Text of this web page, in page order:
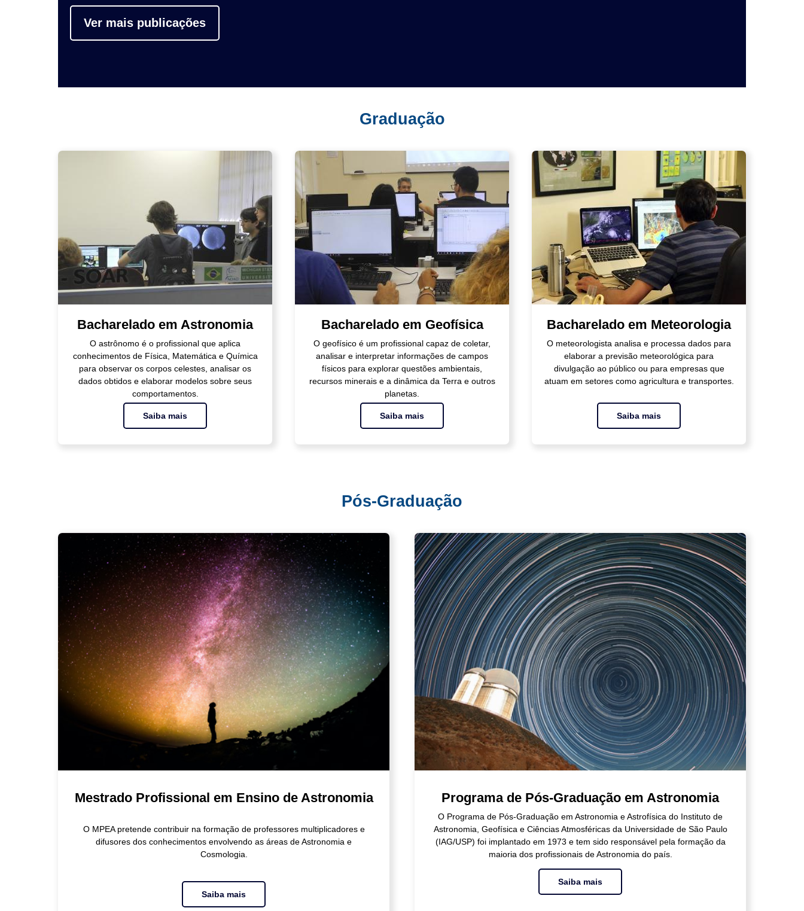
Ver mais publicações
Graduação
Bacharelado em Astronomia
O astrônomo é o profissional que aplica
conhecimentos de Física, Matemática e Química
para observar os corpos celestes, analisar os
dados obtidos e elaborar modelos sobre seus
comportamentos.
Saiba mais
Bacharelado em Geofísica
O geofísico é um profissional capaz de coletar,
analisar e interpretar informações de campos
físicos para explorar questões ambientais,
recursos minerais e a dinâmica da Terra e outros
planetas.
Saiba mais
Bacharelado em Meteorologia
O meteorologista analisa e processa dados para
elaborar a previsão meteorológica para
divulgação ao público ou para empresas que
atuam em setores como agricultura e transportes.
Saiba mais
Pós-Graduação
Mestrado Profissional em Ensino de Astronomia
O MPEA pretende contribuir na formação de professores multiplicadores e
difusores dos conhecimentos envolvendo as áreas de Astronomia e
Cosmologia.
Saiba mais
Programa de Pós-Graduação em Astronomia
O Programa de Pós-Graduação em Astronomia e Astrofísica do Instituto de
Astronomia, Geofísica e Ciências Atmosféricas da Universidade de São Paulo
(IAG/USP) foi implantado em 1973 e tem sido responsável pela formação da
maioria dos profissionais de Astronomia do país.
Saiba mais